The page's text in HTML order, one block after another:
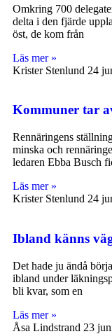
Omkring 700
delta i den fjärde
öst, de kom från
Läs mer »
Krister Stenlund 24
Kommuner tar
Rennäringens
minska och
ledaren Ebba Busch
Läs mer »
Krister Stenlund 24
Ibland känns
Det hade ju ändå
ibland under
bli kvar, som en
Läs mer »
Åsa Lindstrand 23